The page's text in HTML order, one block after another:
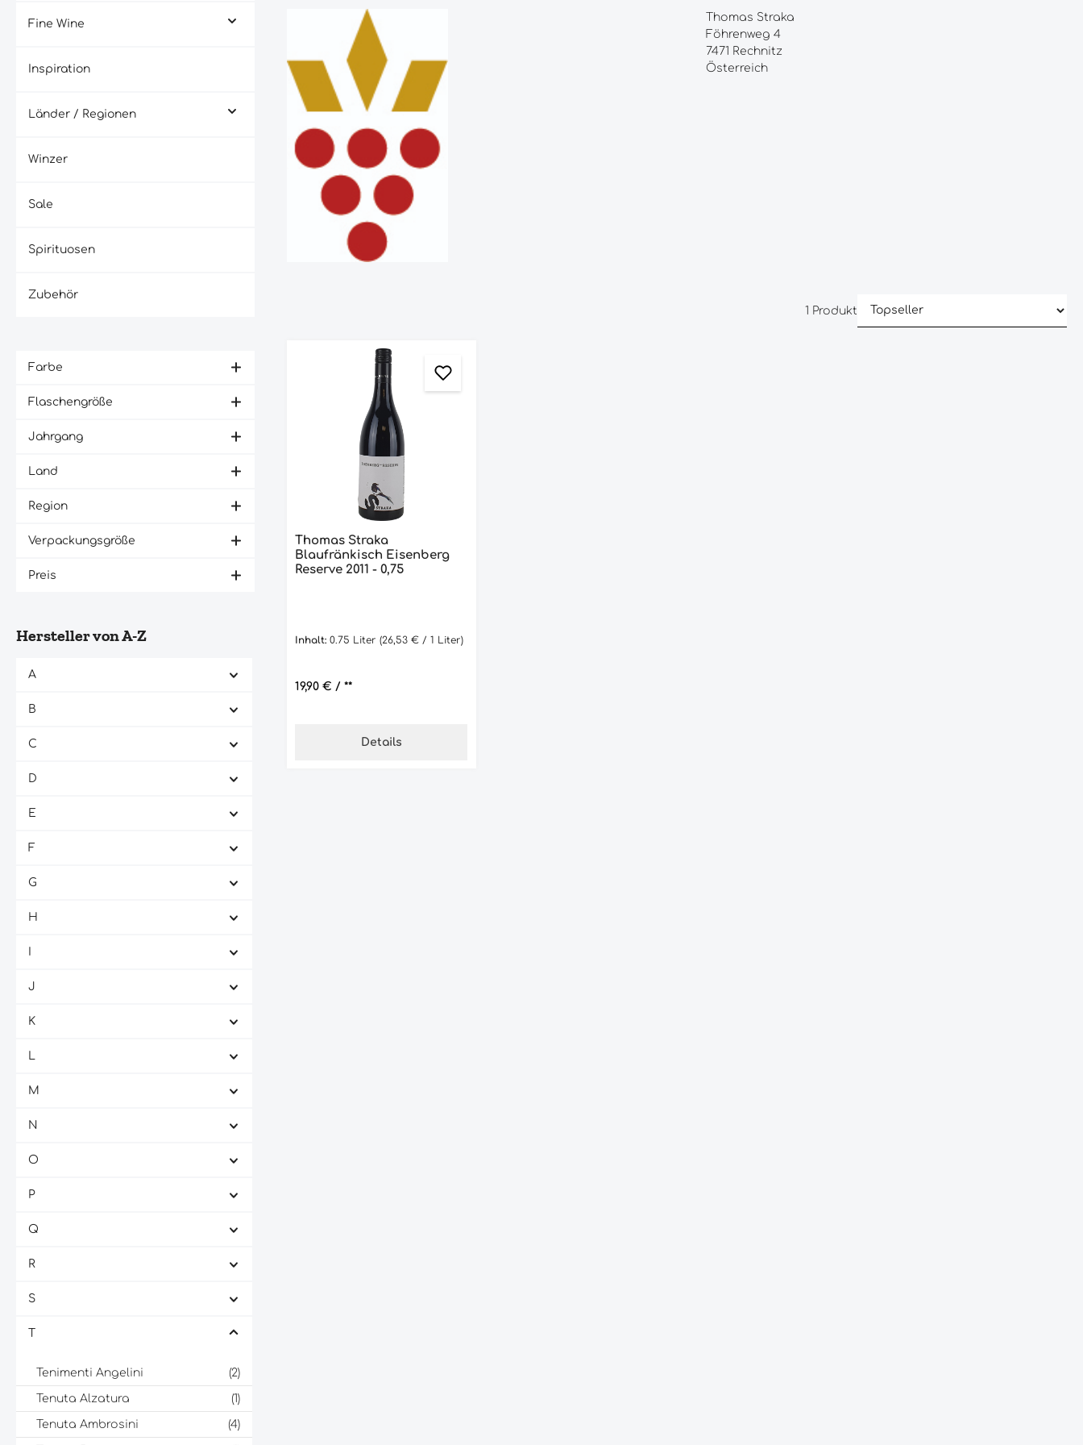
Fine Wine
Inspiration
Länder / Regionen
Winzer
Sale
Spirituosen
Zubehör
Farbe
Flaschengröße
Jahrgang
Land
Region
Verpackungsgröße
Preis
Hersteller von A-Z
A
B
C
D
E
F
G
H
J
K
L
M
N
O
P
Q
R
S
T
(2)
Tenimenti Angelini
(1)
Tenuta Alzatura
(4)
Tenuta Ambrosini
Thomas Straka
Föhrenweg 4
7471 Rechnitz
Österreich
1 Produkt
Thomas Straka
Blaufränkisch Eisenberg
Reserve 2011 - 0,75
Inhalt:0.75 Liter(26,53 € / 1 Liter)
Regulärer Preis:
19,90 € / **
Details